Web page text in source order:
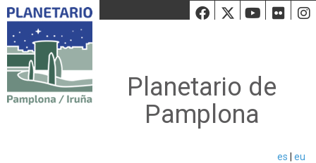
Facebook
Twiiter
Planetario de
Pamplona
es eu